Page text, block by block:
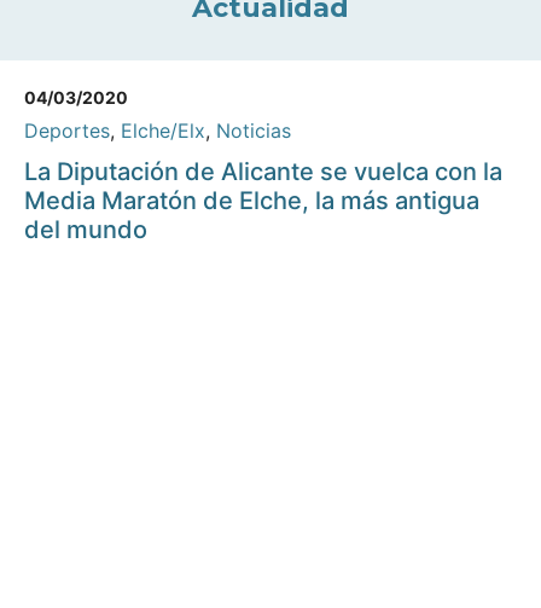
Actualidad
04/03/2020
Deportes, Elche/Elx, Noticias
La Diputación de Alicante se vuelca con la
Media Maratón de Elche, la más antigua
del mundo